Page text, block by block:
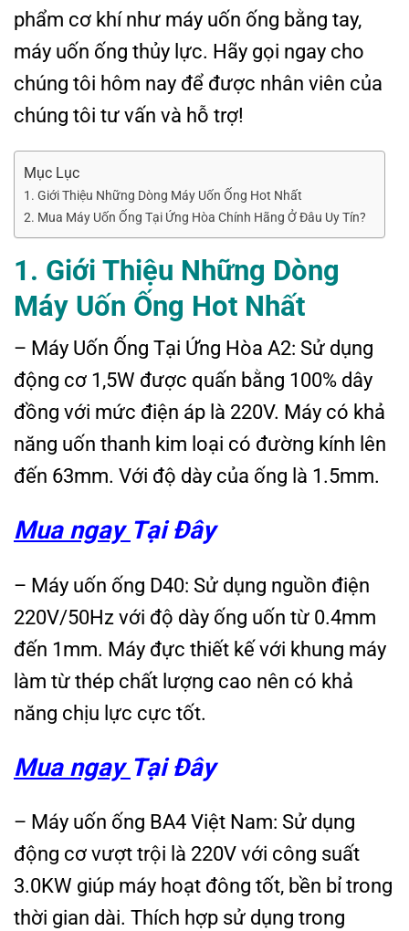
phẩm cơ khí như máy uốn ống bằng tay,
máy uốn ống thủy lực. Hãy gọi ngay cho
chúng tôi hôm nay để được nhân viên của
chúng tôi tư vấn và hỗ trợ!
Mục Lục
1. Giới Thiệu Những Dòng Máy Uốn Ống Hot Nhất
2. Mua Máy Uốn Ống Tại Ứng Hòa Chính Hãng Ở Đâu Uy Tín?
1. Giới Thiệu Những Dòng
Máy Uốn Ống Hot Nhất
– Máy Uốn Ống Tại Ứng Hòa A2: Sử dụng
động cơ 1,5W được quấn bằng 100% dây
đồng với mức điện áp là 220V. Máy có khả
năng uốn thanh kim loại có đường kính lên
đến 63mm. Với độ dày của ống là 1.5mm.
Mua ngay Tại Đây
– Máy uốn ống D40: Sử dụng nguồn điện
220V/50Hz với độ dày ống uốn từ 0.4mm
đến 1mm. Máy đực thiết kế với khung máy
làm từ thép chất lượng cao nên có khả
năng chịu lực cực tốt.
Mua ngay Tại Đây
– Máy uốn ống BA4 Việt Nam: Sử dụng
động cơ vượt trội là 220V với công suất
3.0KW giúp máy hoạt đông tốt, bền bỉ trong
thời gian dài. Thích hợp sử dụng trong